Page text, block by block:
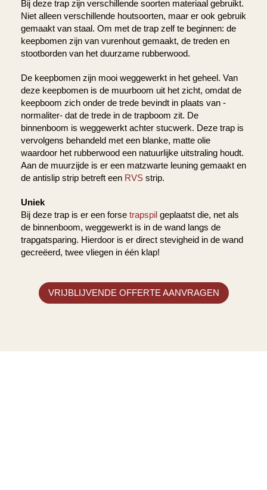
Bij deze trap zijn verschillende soorten materiaal gebruikt.
Niet alleen verschillende houtsoorten, maar er ook gebruik
gemaakt van staal. Om met de trap zelf te beginnen: de
keepbomen zijn van vurenhout gemaakt, de treden en
stootborden van het duurzame rubberwood.
De keepbomen zijn mooi weggewerkt in het geheel. Van
deze keepbomen is de muurboom uit het zicht, omdat de
keepboom zich onder de trede bevindt in plaats van -
normaliter- dat de trede in de trapboom zit. De
binnenboom is weggewerkt achter stucwerk. Deze trap is
vervolgens behandeld met een blanke, matte olie
waardoor het rubberwood een natuurlijke uitstraling houdt.
Aan de muurzijde is er een matzwarte leuning gemaakt en
de antislip strip betreft een RVS strip.
Uniek
Bij deze trap is er een forse trapspil geplaatst die, net als
de binnenboom, weggewerkt is in de wand langs de
trapgatsparing. Hierdoor is er direct stevigheid in de wand
gecreëerd, twee vliegen in één klap!
VRIJBLIJVENDE OFFERTE AANVRAGEN